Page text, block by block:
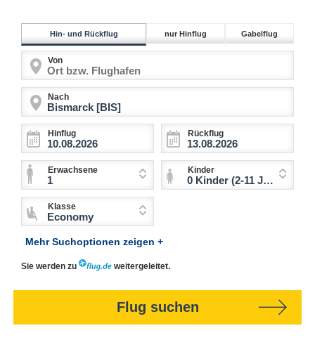
Hin- und Rückflug nur Hinflug Gabelflug
Von
Nach
Hinflug Rückflug
Erwachsene
1
Kinder
0 Kinder (2-11 Jahre)
Klasse
Economy
Mehr Suchoptionen zeigen +
Sie werden zu weitergeleitet.
Flug suchen